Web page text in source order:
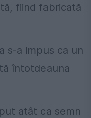
fiind fabricată
s-a impus ca un
întotdeauna
atât ca semn